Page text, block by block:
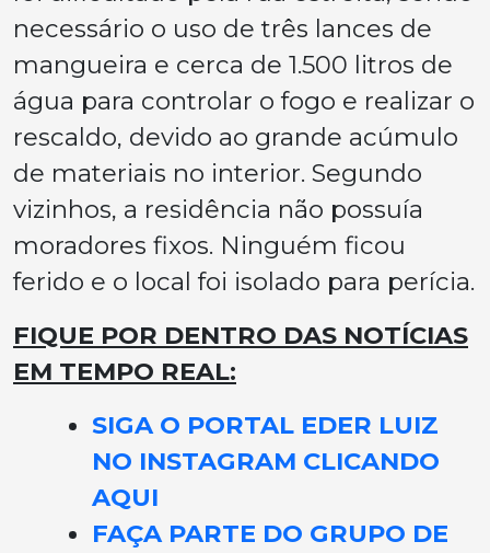
necessário o uso de três lances de
mangueira e cerca de 1.500 litros de
água para controlar o fogo e realizar o
rescaldo, devido ao grande acúmulo
de materiais no interior. Segundo
vizinhos, a residência não possuía
moradores fixos. Ninguém ficou
ferido e o local foi isolado para perícia.
FIQUE POR DENTRO DAS NOTÍCIAS
EM TEMPO REAL:
SIGA O PORTAL EDER LUIZ
NO INSTAGRAM CLICANDO
AQUI
FAÇA PARTE DO GRUPO DE